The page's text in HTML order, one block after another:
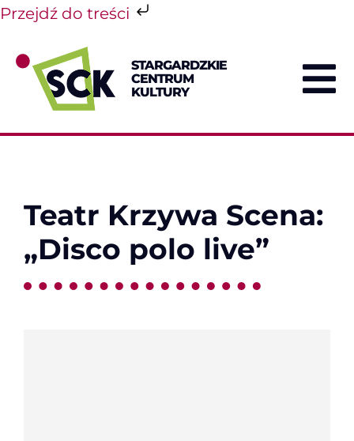
Przejdź do treści
do
zawartości
STARGARDZKIE
CENTRUM
KULTURY
Teatr Krzywa Scena:
„Disco polo live”